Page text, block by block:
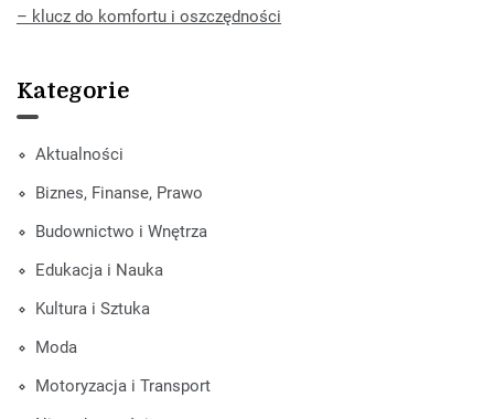
– klucz do komfortu i oszczędności
Kategorie
Aktualności
Biznes, Finanse, Prawo
Budownictwo i Wnętrza
Edukacja i Nauka
Kultura i Sztuka
Moda
Motoryzacja i Transport